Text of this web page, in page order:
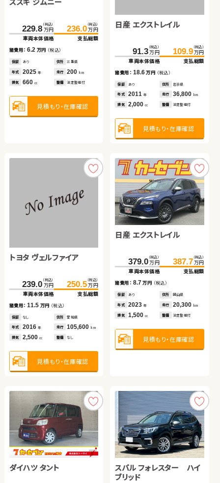
229.8 （税込）
万円
車両本体価格
236.0 （税込）
万円
支払総額
諸費用：6.2 万円 （税込）
保証 あり 住所 三重県
年式 2025 年 走行 200 km
排気 660 cc 整備 法定整備付
見積もり・在庫確認
日産 エクストレイル
91.3 （税込）
万円
車両本体価格
109.9 （税込）
万円
支払総額
諸費用： 18.6万円 （税込）
保証 あり 住所 岩手県
年式 2011年 走行 36,800 km
排気 2,000cc 整備 法定整備付
見積もり・在庫確認
トヨタ ヴェルファイア
239.0 （税込）
万円
車両本体価格
250.5 （税込）
万円
支払総額
諸費用：11.5 万円 （税込）
保証 なし 住所 愛知県
年式 2016 年 走行 105,600 km
排気 2,500 cc 整備 なし
見積もり・在庫確認
日産 エクストレイル
379.0 （税込）
万円
車両本体価格
387.7 （税込）
万円
支払総額
諸費用： 8.7万円 （税込）
保証 あり 住所 岡山県
年式 2023年 走行 20,300 km
排気 1,500cc 整備 法定整備付
見積もり・在庫確認
ダイハツ タント
スバル フォレスター ハイ
ブリッド
日産 セレナ
189.7万円
車両本体価格
諸費用：9.2 万円 （税込）
保証 なし 住所 岡山県
排気 2,000cc 整備 法定整備付
トヨタ アクア
41.8万円
車両本体価格
諸費用：10.2万円 （税込）
保証 なし 住所 長野県
排気 1,500cc 整備 なし
ホンダ フィット ハイブリ
145.1 （税込）
万円
車両本体価格
159.9 （税込）
万円
支払総額
諸費用：14.8 万円 （税込）
保証 あり 住所 岩手県
年式 2022 年 走行 44,000km
排気 1,500 cc 整備 法定整備付
見積もり・在庫確認
トヨタ プリウス アルファ
116.6万円
車両本体価格
諸費用：12.4万円 （税込）
保証 あり 住所 埼玉県
排気 1,800cc 整備 法定整備付
トヨタ ノア スズキ アルト ＨＢ
19.7 （税込）
万円
車両本体価格
25.9 （税込）
万円
支払総額
諸費用：6.2 万円 （税込）
保証 なし 住所 岡山県
年式 2010 年 走行 74,900
排気 660 cc 整備 法定整備付
見積もり・在庫確認
178.2（税込）
万円
188.0
諸費用：9.8 万円（税込）
あり
年式 2019年 走行
排気 1,800 整備 法定整備付
見積もり・在庫確認
トヨタ アルファード ハイ
車両本体価格
支払総額
諸費用：14.5 万円（税込）
2020 年 29,500 km
2,500cc 法定整備付
見積もり・在庫確認
スズキ アルト ＨＢ
49.6（税込）
万円
59.7
諸費用：10.1万円（税込）
あり
年式 2017年 走行
排気 660 整備 法定整備付
見積もり・在庫確認
ホンダ フリード ハイブリ
ッド
232.7（税込）
万円
243.7 （税込）
万円
支払総額
諸費用： 11.0 万円（税込）
トヨタ ヴォクシー
199.0（税込）
万円
車両本体価格
204.4 （税込）
万円
支払総額
諸費用：5.4万円 （税込）